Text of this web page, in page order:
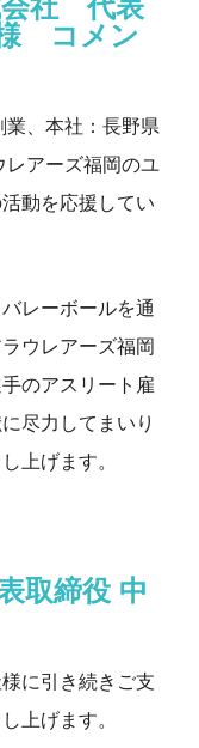
会社 代表
コメン
、本社：長野県
アーズ福岡のユ
動を応援してい
レーボールを通
ウレアーズ福岡
のアスリート雇
尽力してまいり
上げます。
取締役 中
に引き続きご支
上げます。